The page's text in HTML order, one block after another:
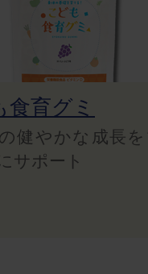
食育グミ
健やかな成長を
サポート